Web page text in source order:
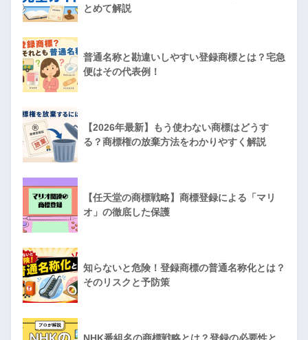
とめて解説
普通名称と勘違いしやすい登録商標とは？宅急
便はその代表例！
【2026年最新】もう使わない商標はどうす
る？商標権の放棄方法をわかりやすく解説
【任天堂の商標戦略】商標登録による「マリ
オ」の徹底した保護
知らないと危険！登録商標の普通名称化とは？
そのリスクと予防策